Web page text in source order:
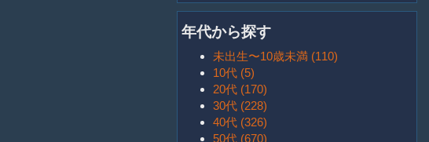
年代から探す
未出生〜10歳未満 (110)
10代 (5)
20代 (170)
30代 (228)
40代 (326)
50代 (670)